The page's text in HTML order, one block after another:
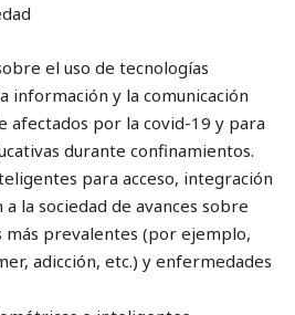
el uso de tecnologías
información y la comunicación
afectados por la covid-19 y para
durante confinamientos.
para acceso, integración
la sociedad de avances sobre
más prevalentes (por ejemplo,
adicción, etc.) y enfermedades